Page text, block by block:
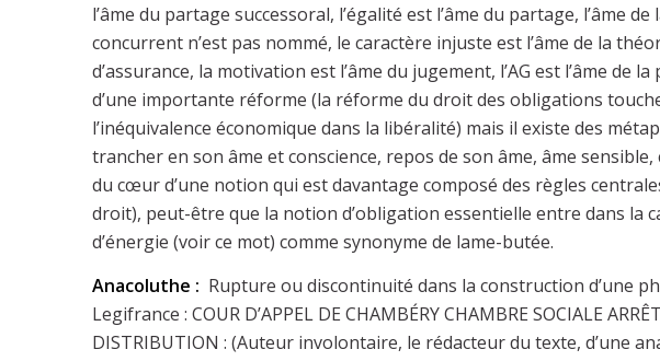
l’âme du partage successoral, l’égalité est l’âme du partage, l’âme
concurrent n’est pas nommé, le caractère injuste est l’âme de la
d’assurance, la motivation est l’âme du jugement, l’AG est l’âme
d’une importante réforme (la réforme du droit des obligations
l’inéquivalence économique dans la libéralité) mais il existe des
trancher en son âme et conscience, repos de son âme, âme
du cœur d’une notion qui est davantage composé des règles
droit), peut-être que la notion d’obligation essentielle entre dans la
d’énergie (voir ce mot) comme synonyme de lame-butée.
Anacoluthe : Rupture ou discontinuité dans la construction d’une
Legifrance : COUR D’APPEL DE CHAMBÉRY CHAMBRE SOCIALE
DISTRIBUTION : (Auteur involontaire, le rédacteur du texte, d’une